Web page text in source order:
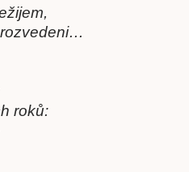
roků: